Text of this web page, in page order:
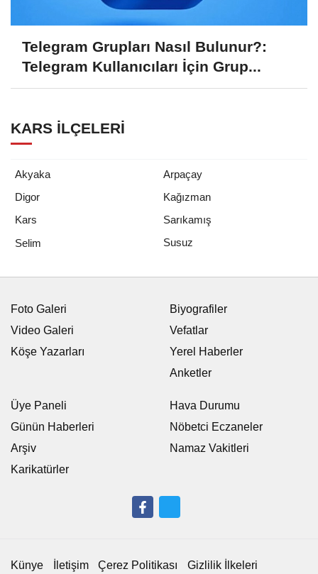
Telegram Grupları Nasıl Bulunur?:
Telegram Kullanıcıları İçin Grup...
KARS İLÇELERI
Akyaka
Arpaçay
Digor
Kağızman
Kars
Sarıkamış
Selim
Susuz
Foto Galeri
Video Galeri
Köşe Yazarları
Biyografiler
Vefatlar
Yerel Haberler
Anketler
Üye Paneli
Günün Haberleri
Arşiv
Karikatürler
Hava Durumu
Nöbetci Eczaneler
Namaz Vakitleri
Künye İletişim Çerez Politikası Gizlilik İlkeleri